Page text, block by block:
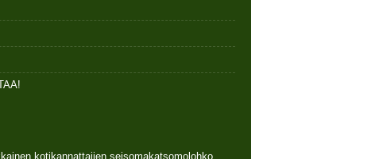
kotikannattajien seisomakatsomolohko